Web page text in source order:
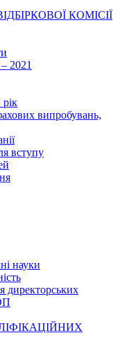
КОМІСІЇ
2021
випробувань,
вступу
науки
директорських